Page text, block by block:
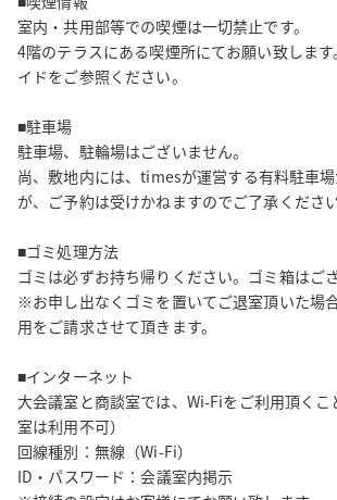
室内・共用部等での喫煙は一切禁止です。
4階のテラスにある喫煙所にてお願い致しま
イドをご参照ください。
■駐車場
駐車場、駐輪場はございません。
尚、敷地内には、timesが運営する有料駐車
が、ご予約は受けかねますのでご了承ください
■ゴミ処理方法
ゴミは必ずお持ち帰りください。ゴミ箱はご
※お申し出なくゴミを置いてご退室頂いた場
用をご請求させて頂きます。
■インターネット
大会議室と商談室では、Wi-Fiをご利用頂くこ
室は利用不可）
回線種別：無線（Wi-Fi）
ID・パスワード：会議室内掲示